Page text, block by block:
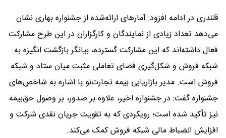
قلندری در ادامه افزود: آمارهای ارائه‌شده از جشنواره بهاری نشان
می‌دهد تعداد زیادی از نمایندگان و کارگزاران در این طرح مشارکت
فعال داشته‌اند که این مشارکت گسترده، بیانگر بازگشت انگیزه به
شبکه فروش و شکل‌گیری فضای تعاملی مثبت میان ستاد و شبکه
فروش است. مدیر بازاریابی بیمه تجارت‌نو با اشاره به شاخص‌های
جشنواره گفت: در جشنواره اخیر، علاوه بر صدور، بر وصول حق‌بیمه
نیز تأکید شده است؛ رویکردی که به تقویت جریان نقدی شرکت و
افزایش انضباط مالی شبکه فروش کمک می‌کند.